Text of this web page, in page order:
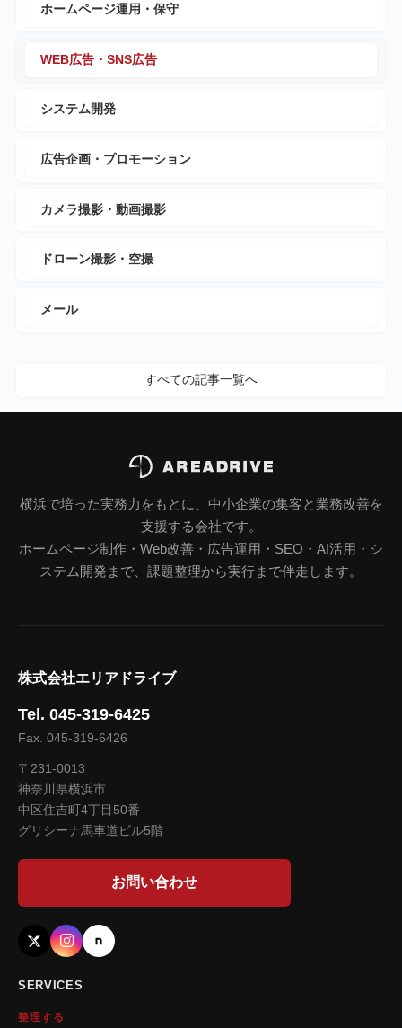
ホームページ運用・保守
WEB広告・SNS広告
システム開発
広告企画・プロモーション
カメラ撮影・動画撮影
ドローン撮影・空撮
メール
すべての記事一覧へ
横浜で培った実務力をもとに、中小企業の集客と業務改善を
支援する会社です。
ホームページ制作・Web改善・広告運用・SEO・AI活用・シ
ステム開発まで、課題整理から実行まで伴走します。
株式会社エリアドライブ
Tel. 045-319-6425
Fax. 045-319-6426
〒231-0013
神奈川県横浜市
中区住吉町4丁目50番
グリシーナ馬車道ビル5階
お問い合わせ
SERVICES
整理する